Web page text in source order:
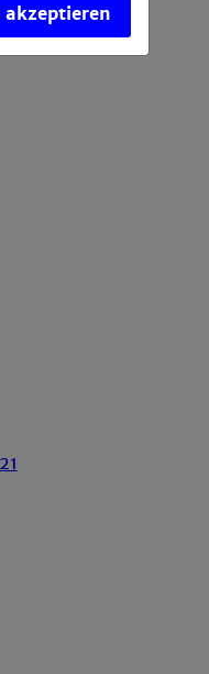
akzeptieren